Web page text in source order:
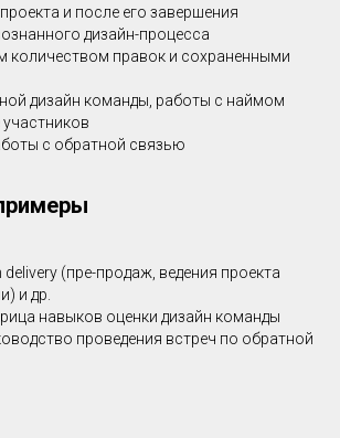
и после его завершения
дизайн-процесса
количеством правок и сохраненными
дизайн команды, работы с наймом
с обратной связью
(пре-продаж, ведения проекта
и др.
навыков оценки дизайн команды
проведения встреч по обратной